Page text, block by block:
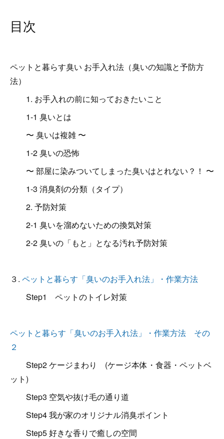
目次
ペットと暮らす臭い お手入れ法（臭いの知識と予防方
法）
1. お手入れの前に知っておきたいこと
1-1 臭いとは
〜 臭いは複雑 〜
1-2 臭いの恐怖
〜 部屋に染みついてしまった臭いはとれない？！ 〜
1-3 消臭剤の分類（タイプ）
2. 予防対策
2-1 臭いを溜めないための換気対策
2-2 臭いの「もと」となる汚れ予防対策
３. ペットと暮らす「臭いのお手入れ法」・作業方法
Step1 ペットのトイレ対策
ペットと暮らす「臭いのお手入れ法」・作業方法 その
２
Step2 ケージまわり (ケージ本体・食器・ペットベ
ット)
Step3 空気や抜け毛の通り道
Step4 我が家のオリジナル消臭ポイント
Step5 好きな香りで癒しの空間